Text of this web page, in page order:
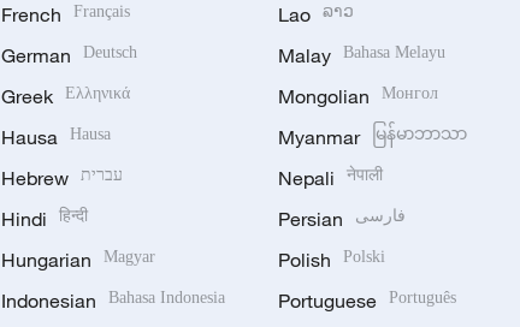
French Français
German Deutsch
Greek Ελληνικά
Hausa Hausa
Hebrew עברית
Hindi हिन्दी
Hungarian Magyar
Indonesian Bahasa Indonesia
Lao ລາວ
Malay Bahasa Melayu
Mongolian Монгол
Myanmar မြန်မာဘာသာ
Nepali नेपाली
Persian فارسی
Polish Polski
Portuguese Português